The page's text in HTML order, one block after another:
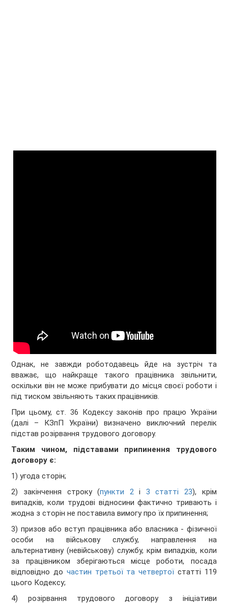
Однак, не завжди роботодавець йде на зустріч та
вважає, що найкраще такого працівника звільнити,
оскільки він не може прибувати до місця своєї роботи і
під тиском звільняють таких працівників.
При цьому, ст. 36 Кодексу законів про працю України
(далі – КЗпП України) визначено виключний перелік
підстав розірвання трудового договору.
Таким чином, підставами припинення трудового
договору є:
1) угода сторін;
2) закінчення строку (пункти 2і 3 статті 23), крім
випадків, коли трудові відносини фактично тривають і
жодна з сторін не поставила вимогу про їх припинення;
3) призов або вступ працівника або власника - фізичної
особи на військову службу, направлення на
альтернативну (невійськову) службу, крім випадків, коли
за працівником зберігаються місце роботи, посада
відповідно до частин третьої та четвертої статті 119
цього Кодексу;
4) розірвання трудового договору з ініціативи